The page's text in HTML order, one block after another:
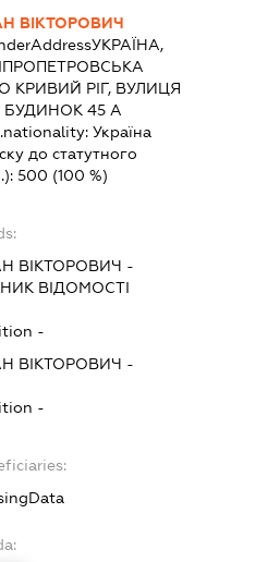
ВІКТОРОВИЧ
УКРАЇНА,
КРИВИЙ РІГ, ВУЛИЦЯ
45 А
Україна
до статутного
500 (100 %)
ВІКТОРОВИЧ -
ВІДОМОСТІ
-
ВІКТОРОВИЧ -
-